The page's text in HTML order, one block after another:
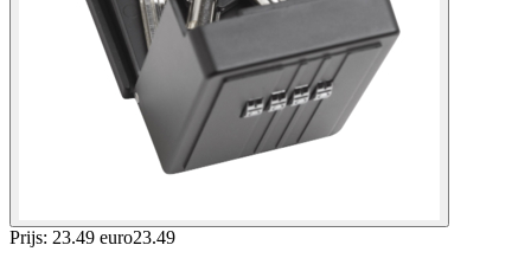
Prijs: 23.49 euro23.49